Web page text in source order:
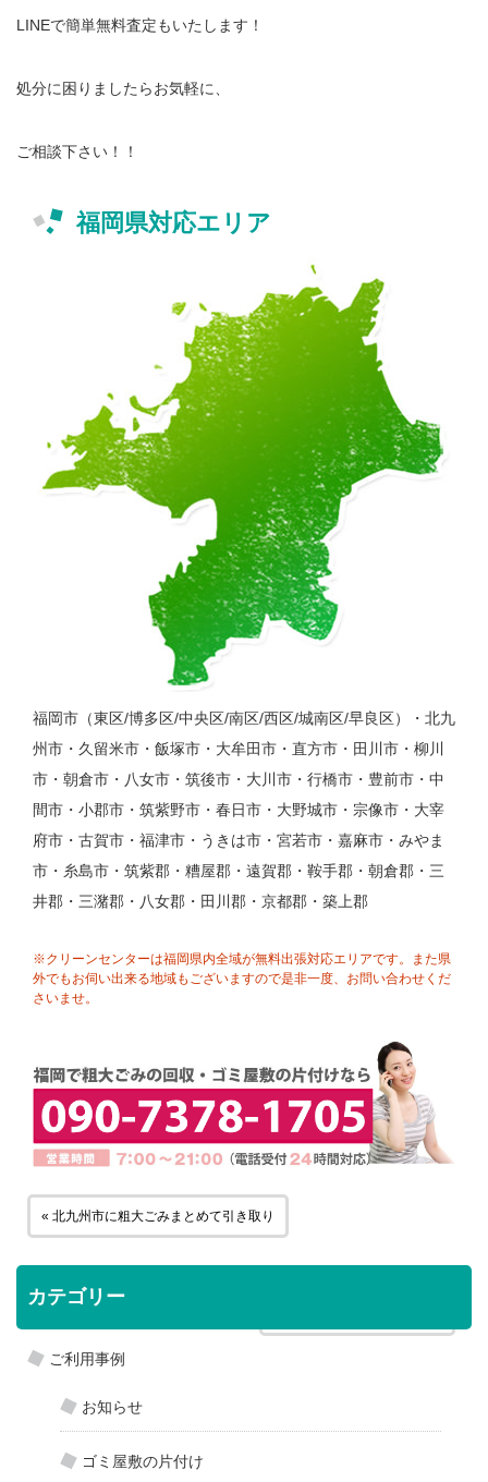
LINEで簡単無料査定もいたします！
処分に困りましたらお気軽に、
ご相談下さい！！
福岡県対応エリア
福岡市（東区/博多区/中央区/南区/西区/城南区/早良区）・北九
州市・久留米市・飯塚市・大牟田市・直方市・田川市・柳川
市・朝倉市・八女市・筑後市・大川市・行橋市・豊前市・中
間市・小郡市・筑紫野市・春日市・大野城市・宗像市・大宰
府市・古賀市・福津市・うきは市・宮若市・嘉麻市・みやま
市・糸島市・筑紫郡・糟屋郡・遠賀郡・鞍手郡・朝倉郡・三
井郡・三潴郡・八女郡・田川郡・京都郡・築上郡
※クリーンセンターは福岡県内全域が無料出張対応エリアです。また県
外でもお伺い出来る地域もございますので是非一度、お問い合わせくだ
さいませ。
« 北九州市に粗大ごみまとめて引き取り
カテゴリー
ご利用事例
お知らせ
ゴミ屋敷の片付け